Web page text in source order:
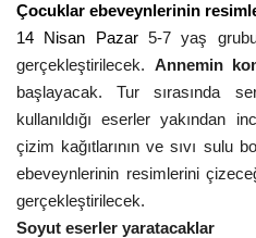
Çocuklar ebeveynlerinin
14 Nisan Pazar5-7 yaş grubu
gerçekleştirilecek. Annemin
başlayacak. Tur sırasında
kullanıldığı eserler yakından
çizim kağıtlarının ve sıvı sulu
ebeveynlerinin resimlerini
gerçekleştirilecek.
Soyut eserler yaratacaklar